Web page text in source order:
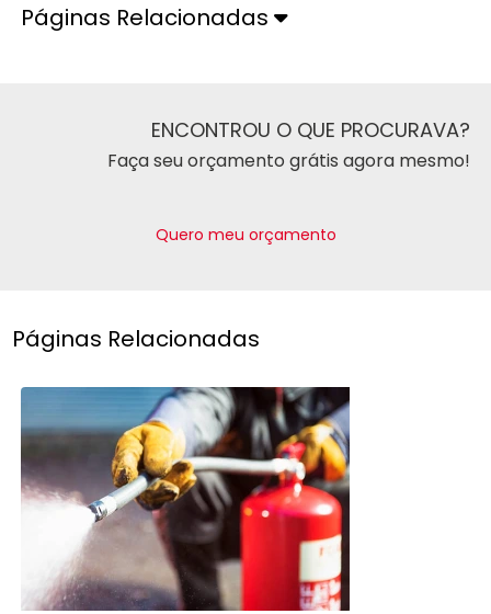
Páginas Relacionadas
ENCONTROU O QUE PROCURAVA?
Faça seu orçamento grátis agora mesmo!
Quero meu orçamento
Páginas Relacionadas